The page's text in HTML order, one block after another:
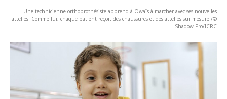
Une technicienne orthoprothésiste apprend à Owaïs à marcher avec ses nouvelles
attelles. Comme lui, chaque patient reçoit des chaussures et des attelles sur mesure./©
Shadow Pro/ICRC